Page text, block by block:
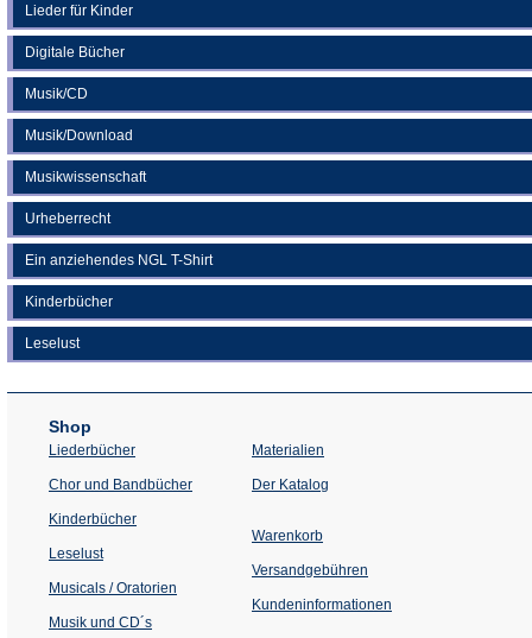
Lieder für Kinder
Digitale Bücher
Musik/CD
Musik/Download
Musikwissenschaft
Urheberrecht
Ein anziehendes NGL T-Shirt
Kinderbücher
Leselust
Shop
Liederbücher
Chor und Bandbücher
Kinderbücher
Leselust
Musicals / Oratorien
Musik und CD´s
Materialien
Der Katalog
Warenkorb
Versandgebühren
Kundeninformationen